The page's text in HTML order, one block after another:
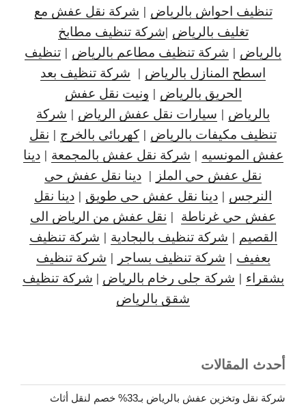
تنظيف احواش بالرياض | شركة نقل عفش مع
تغليف بالرياض |شركة تنظيف مطابخ
بالرياض | شركة تنظيف مطاعم بالرياض | تنظيف
اسطح المنازل بالرياض | شركة تنظيف بعد
الحريق بالرياض | ونيت نقل عفش
بالرياض | سيارات نقل عفش الرياض | شركة
تنظيف مكيفات بالرياض | كهربائي بالخرج | نقل
عفش المونسيه | شركة نقل عفش بالمجمعة |دينا
نقل عفش حي الملز | دينا نقل عفش حي
النرجس | دينا نقل عفش حي طويق | دينا نقل
عفش حي غرناطة | نقل عفش من الرياض الى
القصيم | شركة تنظيف بالبجادية | شركة تنظيف
بعفيف | شركة تنظيف بساجر | شركة تنظيف
بشقراء | شركة جلى رخام بالرياض | شركة تنظيف
شقق بالرياض
أحدث المقالات
شركة نقل وتخزين عفش بالرياض بـ33% خصم لنقل أثاث